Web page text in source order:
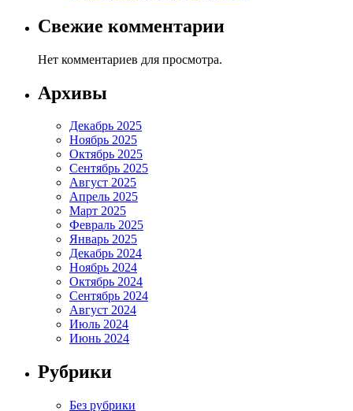
Свежие комментарии
Нет комментариев для просмотра.
Архивы
Декабрь 2025
Ноябрь 2025
Октябрь 2025
Сентябрь 2025
Август 2025
Апрель 2025
Март 2025
Февраль 2025
Январь 2025
Декабрь 2024
Ноябрь 2024
Октябрь 2024
Сентябрь 2024
Август 2024
Июль 2024
Июнь 2024
Рубрики
Без рубрики